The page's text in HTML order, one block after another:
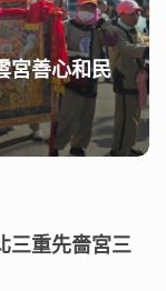
宮善心和民
三重先嗇宮三